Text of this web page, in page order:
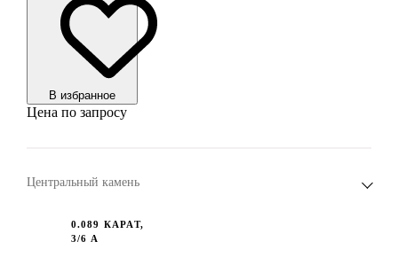
В избранноe
Цена по запросу
Центральный камень
0.089 КАРАТ,
3/6 А